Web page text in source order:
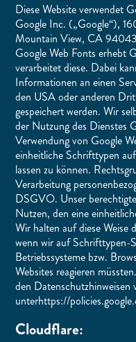
Diese Website verwendet
Google Inc. („Google“),
Mountain View, CA
Google Web Fonts erhebt
verarbeitet diese. Dabei
Informationen an einen
den USA oder anderen
gespeichert werden. Wir
der Nutzung des Dienstes
Verwendung von Google
einheitliche Schrifttypen
lassen zu können.
Verarbeitung
DSGVO. Unser
Nutzen, den eine
Wir halten auf diese Weise
wenn wir auf Schrifttypen-
Betriebssysteme bzw.
Websites reagieren
den Datenschutzhinweisen
unterhttps://
Cloudflare: